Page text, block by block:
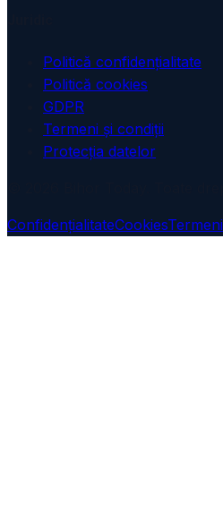
Politică confidențialitate
Politică cookies
GDPR
Termeni și condiții
Protecția datelor
ConfidențialitateCookiesTermeni